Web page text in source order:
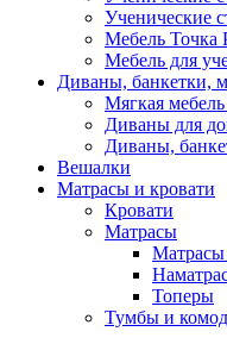
Ученические
Мебель Точка
Мебель для
Диваны, банкетки,
Мягкая
Диваны для
Диваны,
Вешалки
Матрасы и кровати
Кровати
Матрасы
Топеры
Тумбы и